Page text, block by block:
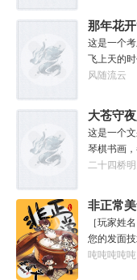
那年花
这是一个
飞上天的
代；只不
冲刺型选
教导？”
风随流云
大苍守
这是一个
琴棋书画
封万载凶
人毕生难
计，察人
知者谓他
二十四桥
非正常
［玩家姓
您的发面
调馅（高
吨吨吨吨吨